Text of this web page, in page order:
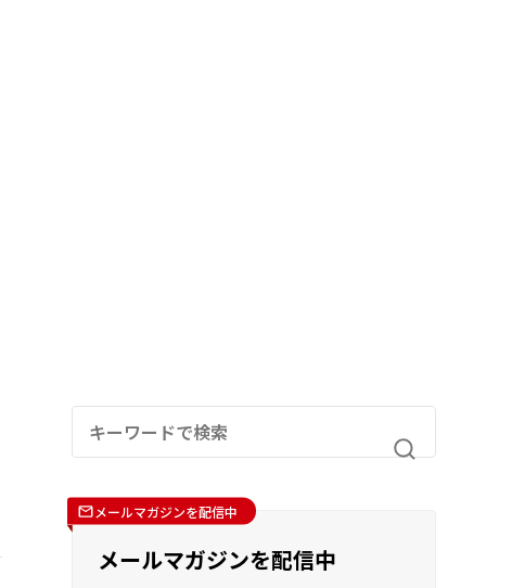
メールマガジンを配信中
メールマガジンを配信中